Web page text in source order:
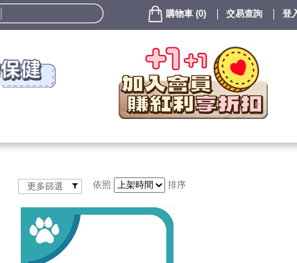
購物車 (0) 交易查詢 登
更多篩選 依照 排序